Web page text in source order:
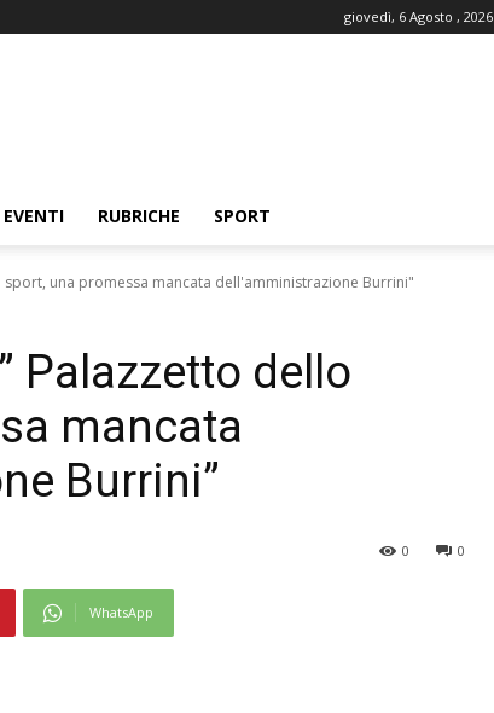
giovedì, 6 Agosto , 2026
EVENTI RUBRICHE SPORT
una promessa mancata dell'amministrazione Burrini"
Palazzetto dello
mancata
Burrini”
0
0
WhatsApp